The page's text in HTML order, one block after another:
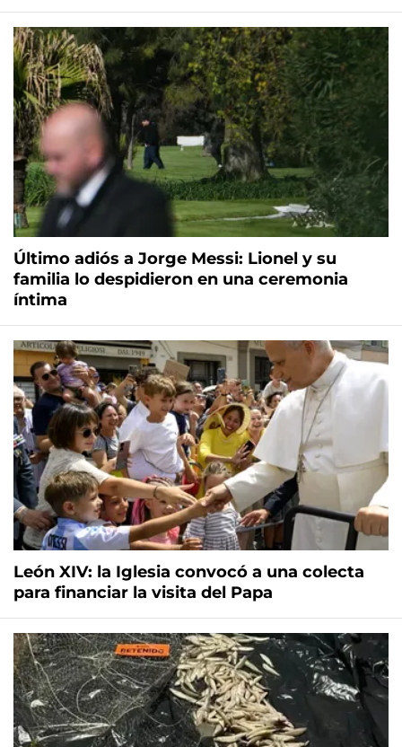
Último adiós a Jorge Messi: Lionel y su
familia lo despidieron en una ceremonia
íntima
León XIV: la Iglesia convocó a una colecta
para financiar la visita del Papa